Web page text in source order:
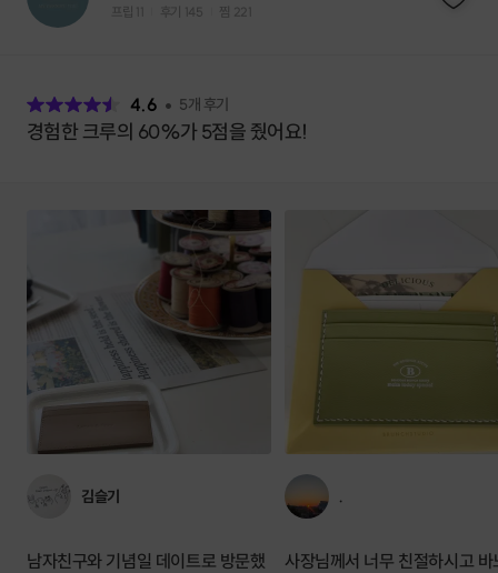
프립 후기 145 찜 221
4.6 5개 후기
경험한 크루의 60%가 5점을 줬어요!
김슬기
남자친구와 기념일 데이트로 방문했
.
사장님께서 너무 친절하시고 바